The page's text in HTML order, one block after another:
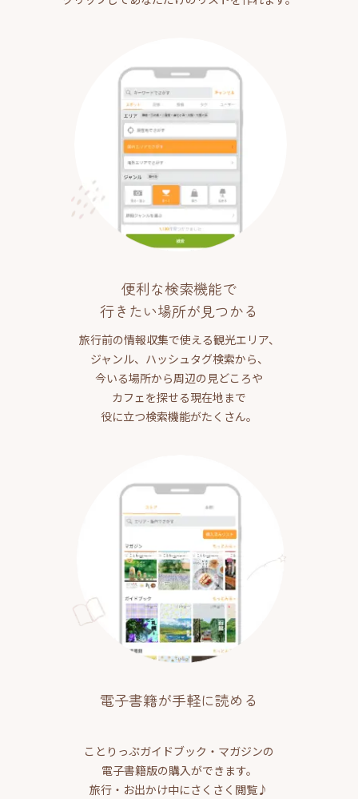
便利な検索機能で
行きたい場所が見つかる
旅行前の情報収集で使える観光エリア、
ジャンル、ハッシュタグ検索から、
今いる場所から周辺の見どころや
カフェを探せる現在地まで
役に立つ検索機能がたくさん。
電子書籍が手軽に読める
ことりっぷガイドブック・マガジンの
電子書籍版の購入ができます。
旅行・お出かけ中にさくさく閲覧♪